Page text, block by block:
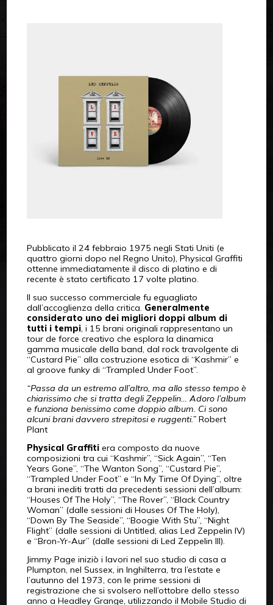
Pubblicato il 24 febbraio 1975 negli Stati Uniti (e
quattro giorni dopo nel Regno Unito), Physical Graffiti
ottenne immediatamente il disco di platino e di
recente è stato certificato 17 volte platino.
Il suo successo commerciale fu eguagliato
dall’accoglienza della critica. Generalmente
considerato uno dei migliori doppi album di
tutti i tempi, i 15 brani originali rappresentano un
tour de force creativo che esplora la dinamica
gamma musicale della band, dal rock travolgente di
“Custard Pie” alla costruzione esotica di “Kashmir” e
al groove funky di “Trampled Under Foot”.
“Passa da un estremo all’altro, ma allo stesso tempo è
chiarissimo che si tratta degli Zeppelin… Adoro l’album
e funziona benissimo come doppio album. Ci sono
alcuni brani davvero strepitosi e ruggenti.”Robert
Plant
Physical Graffitiera composto da nuove
composizioni tra cui “Kashmir”, “Sick Again”, “Ten
Years Gone”, “The Wanton Song”, “Custard Pie”,
“Trampled Under Foot” e “In My Time Of Dying”, oltre
a brani inediti tratti da precedenti sessioni dell’album:
“Houses Of The Holy”, “The Rover”, “Black Country
Woman” (dalle sessioni di Houses Of The Holy),
“Down By The Seaside”, “Boogie With Stu”, “Night
Flight” (dalle sessioni di Untitled, alias Led Zeppelin IV)
e “Bron-Yr-Aur” (dalle sessioni di Led Zeppelin III).
Jimmy Page iniziò i lavori nel suo studio di casa a
Plumpton, nel Sussex, in Inghilterra, tra l’estate e
l’autunno del 1973, con le prime sessioni di
registrazione che si svolsero nell’ottobre dello stesso
anno a Headley Grange, utilizzando il Mobile Studio di